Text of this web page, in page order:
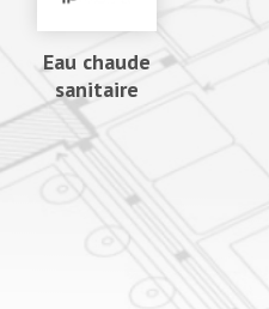
Eau chaude
sanitaire